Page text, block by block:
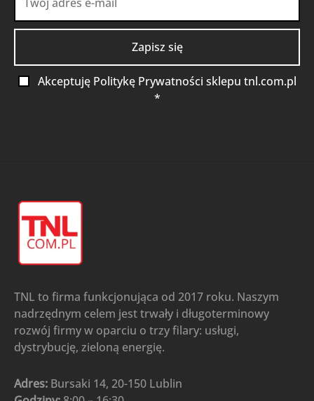
Akceptuję Politykę Prywatności sklepu tnl.com.pl
*
TNL to firma funkcjonująca od 2017 roku. Naszym
nadrzędnym celem jest trwały i długoterminowy
rozwój firmy w oparciu o trzy filary: usługi,
dystrybucję, zieloną energię.
Adres: Bursaki 14, 20-150 Lublin